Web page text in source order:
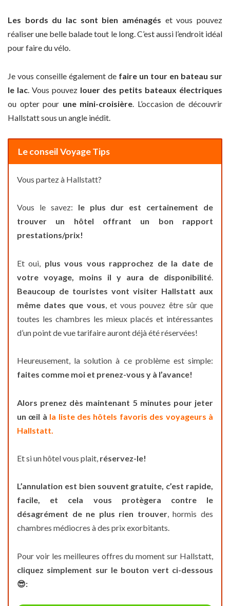
Les bords du lac sont bien aménagés et vous pouvez
réaliser une belle balade tout le long. C’est aussi l’endroit idéal
pour faire du vélo.
Je vous conseille également de faire un tour en bateau sur
le lac. Vous pouvez louer des petits bateaux électriques
ou opter pour une mini-croisière. L’occasion de découvrir
Hallstatt sous un angle inédit.
Le conseil Voyage Tips
Vous partez à Hallstatt?
Vous le savez: le plus dur est certainement de
trouver un hôtel offrant un bon rapport
prestations/prix!
Et oui, plus vous vous rapprochez de la date de
votre voyage, moins il y aura de disponibilité
Beaucoup de touristes vont visiter Hallstatt aux
même dates que vous , et vous pouvez être sûr que
toutes les chambres les mieux placés et intéressantes
d’un point de vue tarifaire auront déjà été réservées!
Heureusement, la solution à ce problème est simple:
faites comme moi et prenez-vous y à l’avance!
Alors prenez dès maintenant 5 minutes pour jeter
un œil à la liste des hôtels favoris des voyageurs à
Hallstatt.
Et si un hôtel vous plait, réservez-le!
L’annulation est bien souvent gratuite, c’est rapide,
facile, et cela vous protègera contre le
désagrément de ne plus rien trouver, hormis des
chambres médiocres à des prix exorbitants.
Pour voir les meilleures offres du moment sur Hallstatt,
cliquez simplement sur le bouton vert ci-dessous
😎: